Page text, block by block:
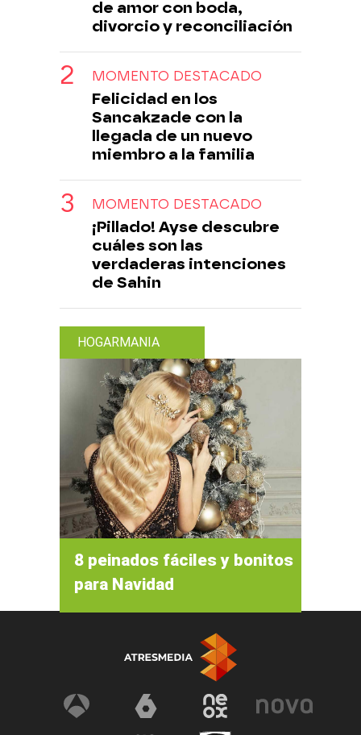
de amor con boda,
divorcio y reconciliación
MOMENTO DESTACADO
Felicidad en los
Sancakzade con la
llegada de un nuevo
miembro a la familia
MOMENTO DESTACADO
¡Pillado! Ayse descubre
cuáles son las
verdaderas intenciones
de Sahin
HOGARMANIA
8 peinados fáciles y bonitos
para Navidad